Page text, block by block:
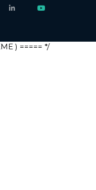
) ===== */